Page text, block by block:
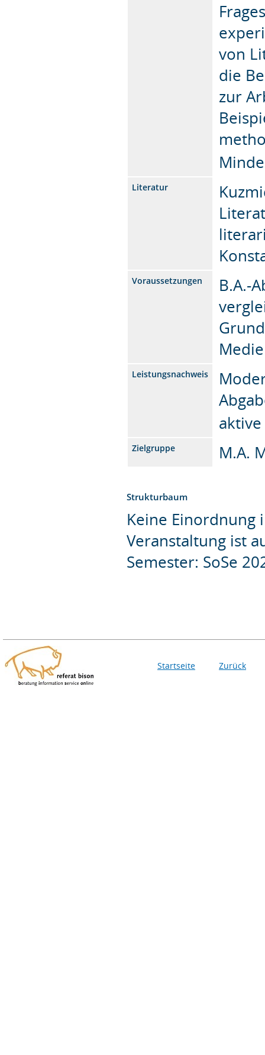
von
die
zur
Literatur
Voraussetzungen
B.A.-
Leistungsnachweis
Zielgruppe M.A.
Strukturbaum
Keine Einordnung
Veranstaltung ist
Semester: SoSe
Startseite Zurück